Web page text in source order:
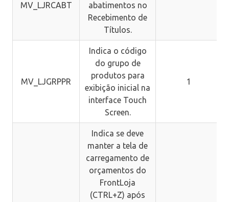
MV_LJRCABT
abatimentos no
Recebimento de
Títulos.
MV_LJGRPPR
Indica o código
do grupo de
produtos para
exibição inicial na
interface Touch
Screen.
1
Indica se deve
manter a tela de
carregamento de
orçamentos do
FrontLoja
(CTRL+Z) após